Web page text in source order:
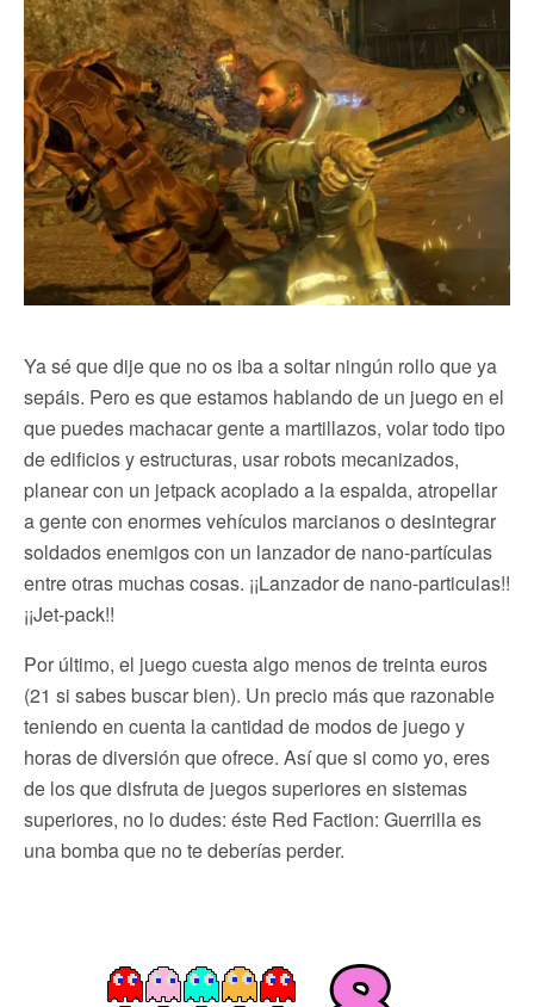
Ya sé que dije que no os iba a soltar ningún rollo que ya
sepáis. Pero es que estamos hablando de un juego en el
que puedes machacar gente a martillazos, volar todo tipo
de edificios y estructuras, usar robots mecanizados,
planear con un jetpack acoplado a la espalda, atropellar
a gente con enormes vehículos marcianos o desintegrar
soldados enemigos con un lanzador de nano-partículas
entre otras muchas cosas. ¡¡Lanzador de nano-particulas!!
¡¡Jet-pack!!
Por último, el juego cuesta algo menos de treinta euros
(21 si sabes buscar bien). Un precio más que razonable
teniendo en cuenta la cantidad de modos de juego y
horas de diversión que ofrece. Así que si como yo, eres
de los que disfruta de juegos superiores en sistemas
superiores, no lo dudes: éste Red Faction: Guerrilla es
una bomba que no te deberías perder.